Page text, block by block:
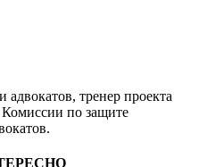
адвокатов, тренер проекта
по защите